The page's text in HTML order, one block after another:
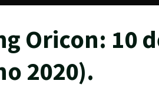
Oricon: 10
2020).